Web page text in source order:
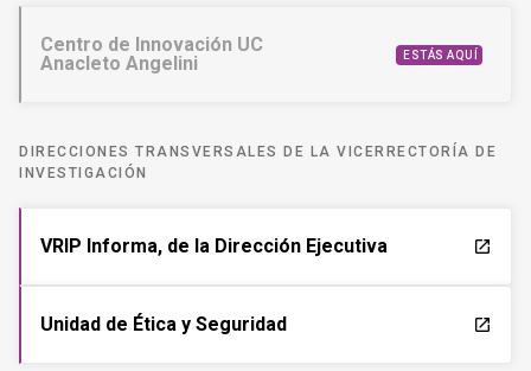
Centro de Innovación UC
Anacleto Angelini
ESTÁS AQUÍ
DIRECCIONES TRANSVERSALES DE LA VICERRECTORÍA DE
INVESTIGACIÓN
VRIP Informa, de la Dirección Ejecutiva launch
Unidad de Ética y Seguridad launch